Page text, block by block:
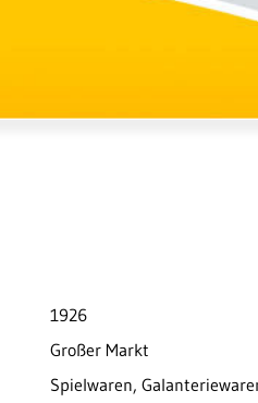
1926
Großer Markt
Spielwaren,